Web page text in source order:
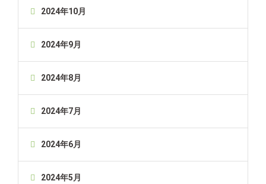
2024年10月
2024年9月
2024年8月
2024年7月
2024年6月
2024年5月